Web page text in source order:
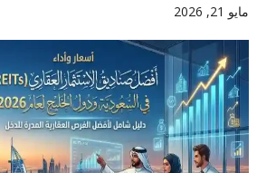
مايو 21, 2026